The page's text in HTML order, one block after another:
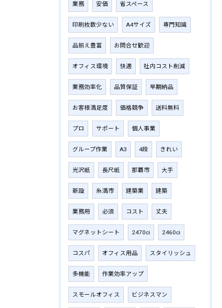
業務 安価 省スペース
印刷枚数少ない A4サイズ 専門知識
品揃え豊富 お問合せ歓迎
オフィス環境 快適 社内コスト削減
業務効率化 品質保証 早期納品
お客様満足度 価格競争 送料無料
プロ サポート 個人事業
グループ作業 A3 4段 きれい
光沢紙 長尺紙 那覇市 大手
新設 糸満市 建築業 建築
業務用 必須 コスト 丈夫
マグネットシート 2470ci 2460ci
コスパ オフィス用品 スタイリッシュ
多機能 作業効率アップ
スモールオフィス ビジネスマン